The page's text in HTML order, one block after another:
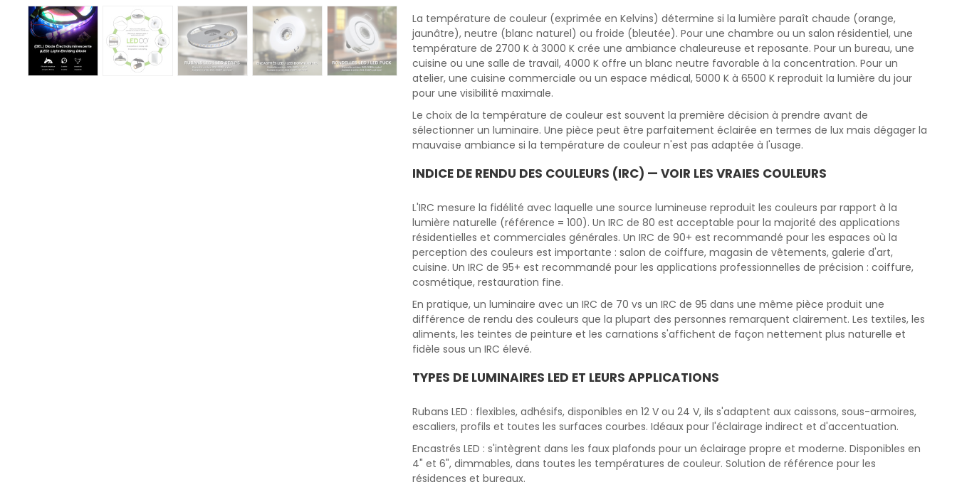
La température de couleur (exprimée en Kelvins) détermine si la lumière paraît chaude (orange,
jaunâtre), neutre (blanc naturel) ou froide (bleutée). Pour une chambre ou un salon résidentiel, une
température de 2700 K à 3000 K crée une ambiance chaleureuse et reposante. Pour un bureau, une
cuisine ou une salle de travail, 4000 K offre un blanc neutre favorable à la concentration. Pour un
atelier, une cuisine commerciale ou un espace médical, 5000 K à 6500 K reproduit la lumière du jour
pour une visibilité maximale.
Le choix de la température de couleur est souvent la première décision à prendre avant de
sélectionner un luminaire. Une pièce peut être parfaitement éclairée en termes de lux mais dégager la
mauvaise ambiance si la température de couleur n'est pas adaptée à l'usage.
INDICE DE RENDU DES COULEURS (IRC) — VOIR LES VRAIES COULEURS
L'IRC mesure la fidélité avec laquelle une source lumineuse reproduit les couleurs par rapport à la
lumière naturelle (référence = 100). Un IRC de 80 est acceptable pour la majorité des applications
résidentielles et commerciales générales. Un IRC de 90+ est recommandé pour les espaces où la
perception des couleurs est importante : salon de coiffure, magasin de vêtements, galerie d'art,
cuisine. Un IRC de 95+ est recommandé pour les applications professionnelles de précision : coiffure,
cosmétique, restauration fine.
En pratique, un luminaire avec un IRC de 70 vs un IRC de 95 dans une même pièce produit une
différence de rendu des couleurs que la plupart des personnes remarquent clairement. Les textiles, les
aliments, les teintes de peinture et les carnations s'affichent de façon nettement plus naturelle et
fidèle sous un IRC élevé.
TYPES DE LUMINAIRES LED ET LEURS APPLICATIONS
Rubans LED : flexibles, adhésifs, disponibles en 12 V ou 24 V, ils s'adaptent aux caissons, sous-armoires,
escaliers, profils et toutes les surfaces courbes. Idéaux pour l'éclairage indirect et d'accentuation.
Encastrés LED : s'intègrent dans les faux plafonds pour un éclairage propre et moderne. Disponibles en
4" et 6", dimmables, dans toutes les températures de couleur. Solution de référence pour les
résidences et bureaux.